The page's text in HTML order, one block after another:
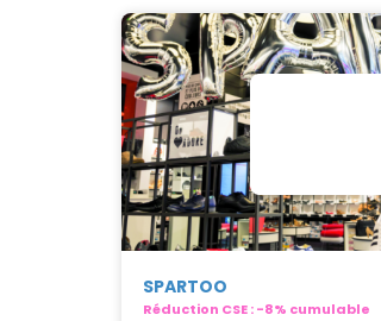
SPARTOO
Réduction CSE : -8% cumulable